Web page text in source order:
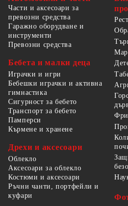
Части и аксесоари за
превозни средства
Гаражно оборудване и
инструменти
Превозни средства
Бебета и малки деца
Играчки и игри
Бебешки играчки и активна
гимнастика
Сигурност за бебето
Транспорт за бебето
Памперси
Кърмене и хранене
Дрехи и аксесоари
Облекло
Аксесоари за облекло
Костюми и аксесоари
Ръчни чанти, портфейли и
куфари